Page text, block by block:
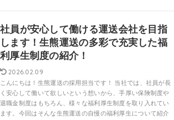
社員が安心して働ける運送会社を目指
します！生熊運送の多彩で充実した福
利厚生制度の紹介！
2026.02.09
こんにちは！生熊運送の採用担当です！ 当社では、社員が長
く安心して働いて欲しいという想いから、手厚い保険制度や
退職金制度はもちろん、様々な福利厚生制度を取り入れてい
ます。今回はそんな生熊運送の自慢の福利厚生について紹介